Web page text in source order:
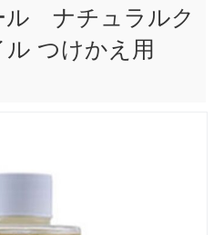
ル ナチュラルク
つけかえ用